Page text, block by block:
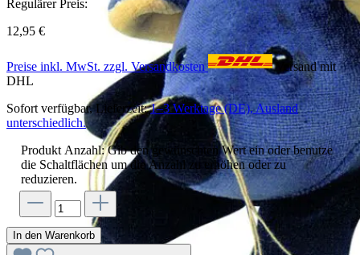
Regulärer Preis:
12,95 €
Preise inkl. MwSt. zzgl. Versandkosten
Versand mit
DHL
Sofort verfügbar, Lieferzeit:1–3 Werktage (DE), Ausland
unterschiedlich.
Produkt Anzahl: Gib den gewünschten Wert ein oder benutze
die Schaltflächen um die Anzahl zu erhöhen oder zu
reduzieren.
In den Warenkorb